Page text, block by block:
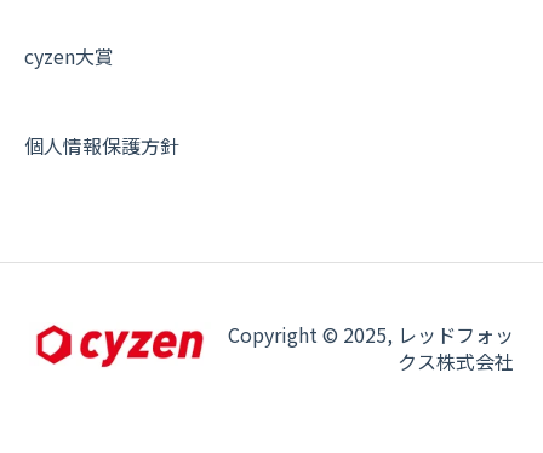
その他よくある質問
cyzen大賞
個人情報保護方針
Copyright © 2025, レッドフォッ
クス株式会社